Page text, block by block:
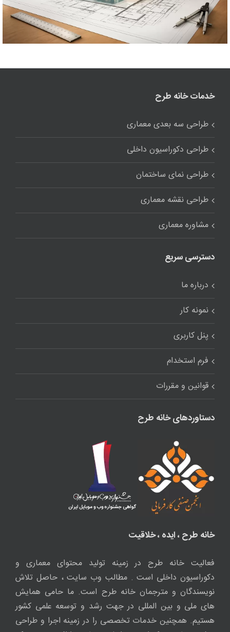
خدمات خانه طرح
طراحی سه بعدی معماری
طراحی دکوراسیون داخلی
طراحی نمای ساختمان
طراحی نقشه معماری
مشاوره معماری
دسترسی سریع
درباره ما
نمونه کار
پنل کاربری
فرم استخدام
قوانین و مقررات
دستاوردهای خانه طرح
خانه طرح ، ایده ، خلاقیت
فعالیت خانه طرح در زمینه تولید محتوای معماری و
دکوراسیون داخلی است . مطالب وب سایت ، حاصل تلاش
نویسندگان و مترجمان خانه طرح است. ما حامی همایش
های ملی و بین المللی در جهت رشد و توسعه علمی کشور
هستیم. همچنین خدمات تخصصی را در زمینه اجرا و طراحی